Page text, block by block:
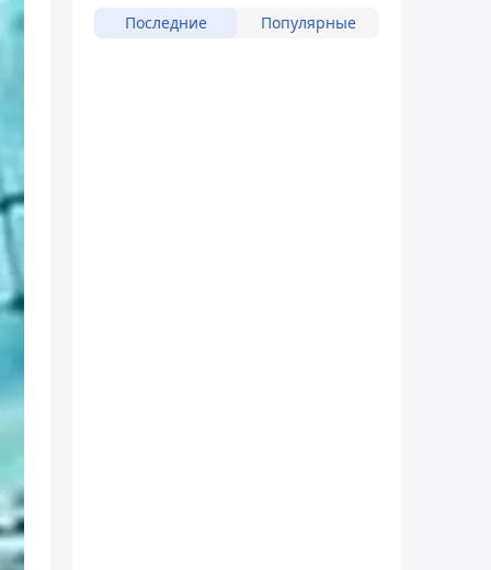
Последние Популярные